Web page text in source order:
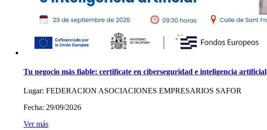
Tu negocio más fiable: certifícate en ciberseguridad e inteligencia artificial
Lugar: FEDERACION ASOCIACIONES EMPRESARIOS SAFOR
Fecha: 29/09/2026
Ver más